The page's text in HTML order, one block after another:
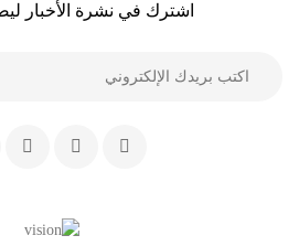
اشترك في نشرة الأخبار